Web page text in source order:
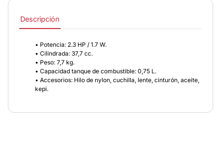
Descripción
• Potencia: 2.3 HP / 1.7 W.
• Cilindrada: 37,7 cc.
• Peso: 7,7 kg.
• Capacidad tanque de combustible: 0,75 L.
• Accesorios: Hilo de nylon, cuchilla, lente, cinturón, aceite,
kepi.